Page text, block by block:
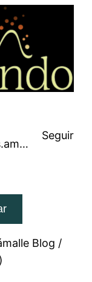
@ribadeando@blogs.amarinha.gal
Seguir
Blog /